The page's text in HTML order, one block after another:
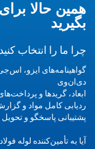
همین حالا
بگیرید
چرا ما را انتخاب
گواهینامه‌های ایزو،
دی‌ان‌وی
ابعاد، گریدها و
ردیابی کامل مواد و
پشتیبانی پاسخگو و
آیا به تأمین‌کننده لوله